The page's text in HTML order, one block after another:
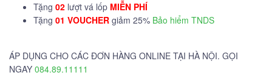
Tặng 02 lượt vá lốp MIỄN PHÍ
Tặng 01 VOUCHER giảm 25% Bảo hiểm TNDS
ÁP DỤNG CHO CÁC ĐƠN HÀNG ONLINE TẠI HÀ NỘI. GỌI
NGAY 084.89.11111